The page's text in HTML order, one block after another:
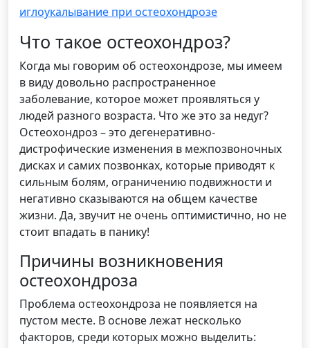
иглоукалывание при остеохондрозе
Что такое остеохондроз?
Когда мы говорим об остеохондрозе, мы имеем
в виду довольно распространенное
заболевание, которое может проявляться у
людей разного возраста. Что же это за недуг?
Остеохондроз – это дегенеративно-
дистрофические изменения в межпозвоночных
дисках и самих позвонках, которые приводят к
сильным болям, ограничению подвижности и
негативно сказываются на общем качестве
жизни. Да, звучит не очень оптимистично, но не
стоит впадать в панику!
Причины возникновения
остеохондроза
Проблема остеохондроза не появляется на
пустом месте. В основе лежат несколько
факторов, среди которых можно выделить: